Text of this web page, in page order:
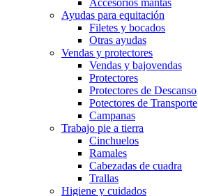
Accesorios mantas
Ayudas para equitación
Filetes y bocados
Otras ayudas
Vendas y protectores
Vendas y bajovendas
Protectores
Protectores de Descanso
Potectores de Transporte
Campanas
Trabajo pie a tierra
Cinchuelos
Ramales
Cabezadas de cuadra
Trallas
Higiene y cuidados